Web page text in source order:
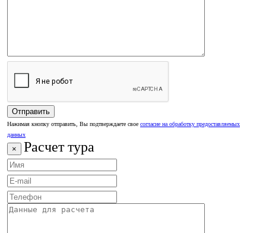
Нажимая кнопку отправить, Вы подтверждаете свое согласие на обработку предоставляемых
данных
× Расчет тура